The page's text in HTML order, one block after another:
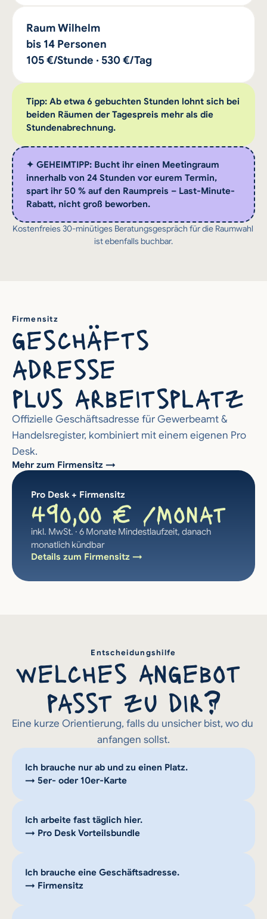
Raum Wilhelm
bis 14 Personen
105 €/Stunde · 530 €/Tag
Tipp: Ab etwa 6 gebuchten Stunden lohnt sich bei
beiden Räumen der Tagespreis mehr als die
Stundenabrechnung.
✦ GEHEIMTIPP: Bucht ihr einen Meetingraum
innerhalb von 24 Stunden vor eurem Termin,
spart ihr 50 % auf den Raumpreis – Last-Minute-
Rabatt, nicht groß beworben.
Kostenfreies 30-minütiges Beratungsgespräch für die Raumwahl
ist ebenfalls buchbar.
Firmensitz
geschäfts
adresse
plus arbeitsplatz
Offizielle Geschäftsadresse für Gewerbeamt &
Handelsregister, kombiniert mit einem eigenen Pro
Desk.
Mehr zum Firmensitz →
Pro Desk + Firmensitz
49o,oo € /Monat
inkl. MwSt. · 6 Monate Mindestlaufzeit, danach
monatlich kündbar
Details zum Firmensitz →
Entscheidungshilfe
welches angebot
passt zu dir?
Eine kurze Orientierung, falls du unsicher bist, wo du
anfangen sollst.
Ich brauche nur ab und zu einen Platz.
→ 5er- oder 10er-Karte
Ich arbeite fast täglich hier.
→ Pro Desk Vorteilsbundle
Ich brauche eine Geschäftsadresse.
→ Firmensitz